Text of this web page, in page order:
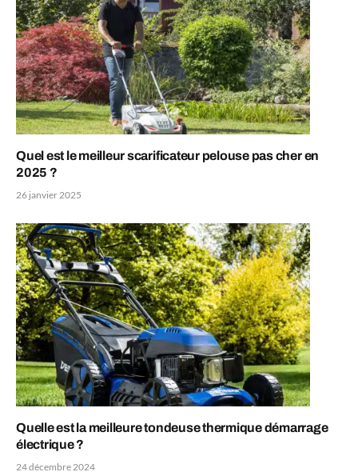
Quel est le meilleur scarificateur pelouse pas cher en
2025 ?
26 janvier 2025
Quelle est la meilleure tondeuse thermique démarrage
électrique ?
24 décembre 2024